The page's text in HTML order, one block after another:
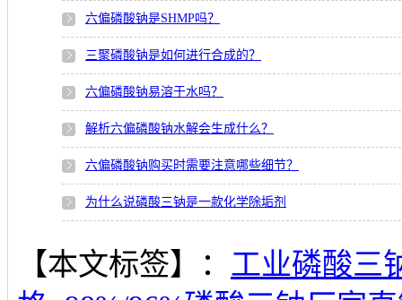
六偏磷酸钠是SHMP吗？
三聚磷酸钠是如何进行合成的？
六偏磷酸钠易溶于水吗？
解析六偏磷酸钠水解会生成什么？
六偏磷酸钠购买时需要注意哪些细节？
为什么说磷酸三钠是一款化学除垢剂
【本文标签】： 工业磷酸三